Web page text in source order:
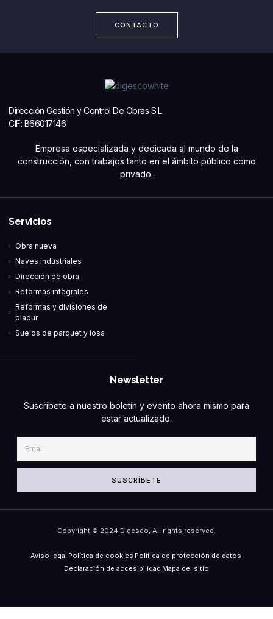
CONTACTO
Dirección Gestión y Control De Obras S.L
CIF: B66017146
Empresa especializada y dedicada al mundo de la
construcción, con trabajos tanto en el ámbito público como
privado.
Servicios
Obra nueva
Naves industriales
Dirección de obra
Reformas integrales
Reformas y divisiones de
pladur
Suelos de parquet y losa
Newsletter
Suscríbete a nuestro boletín y evento ahora mismo para
estar actualizado.
SUSCRÍBETE
Copyright © 2024 Digesco, All rights reserved.
Aviso legal Política de cookies Política de protección de datos
Declaración de accesibilidad Mapa del sitio